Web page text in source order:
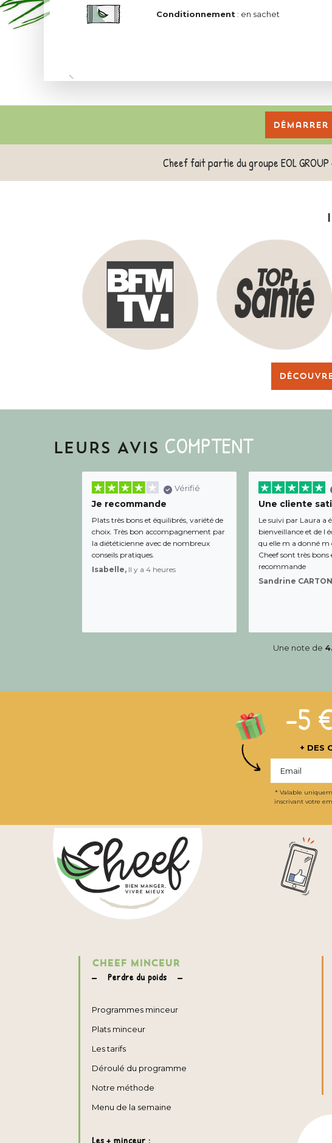
Conditionnement : en sachet
Cheef fait partie du groupe EOL
LEURS AVIS COMPTENT
Vérifié
Je recommande
Plats très bons et équilibrés, variété de
choix. Très bon accompagnement par
la diététicienne avec de nombreux
conseils pratiques.
Isabelle, Il y a 4 heures
Une cliente
Le suivi par Laura a
bienveillance et de l
qu elle m a donné m
Cheef sont très bons
recommande
Une note de
-5 €
+ DES
* Valable
inscrivant votre
CHEEF MINCEUR
Perdre du poids
Programmes minceur
Plats minceur
Les tarifs
Déroulé du programme
Notre méthode
Menu de la semaine
Les + minceur :